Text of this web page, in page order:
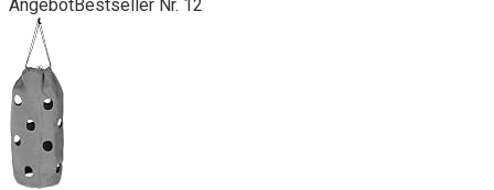
AngebotBestseller Nr. 12